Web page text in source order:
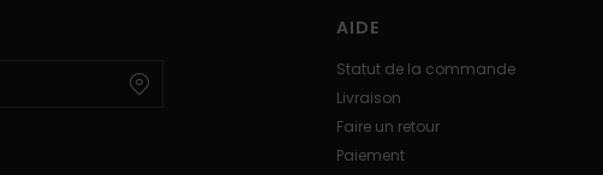
AIDE
Statut de la commande
Livraison
Faire un retour
Paiement